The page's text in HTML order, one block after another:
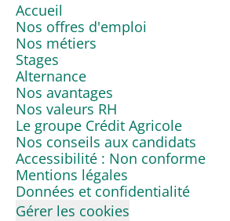
Accueil
Nos offres d'emploi
Nos métiers
Stages
Alternance
Nos avantages
Nos valeurs RH
Le groupe Crédit Agricole
Nos conseils aux candidats
Accessibilité : Non conforme
Mentions légales
Données et confidentialité
Gérer les cookies